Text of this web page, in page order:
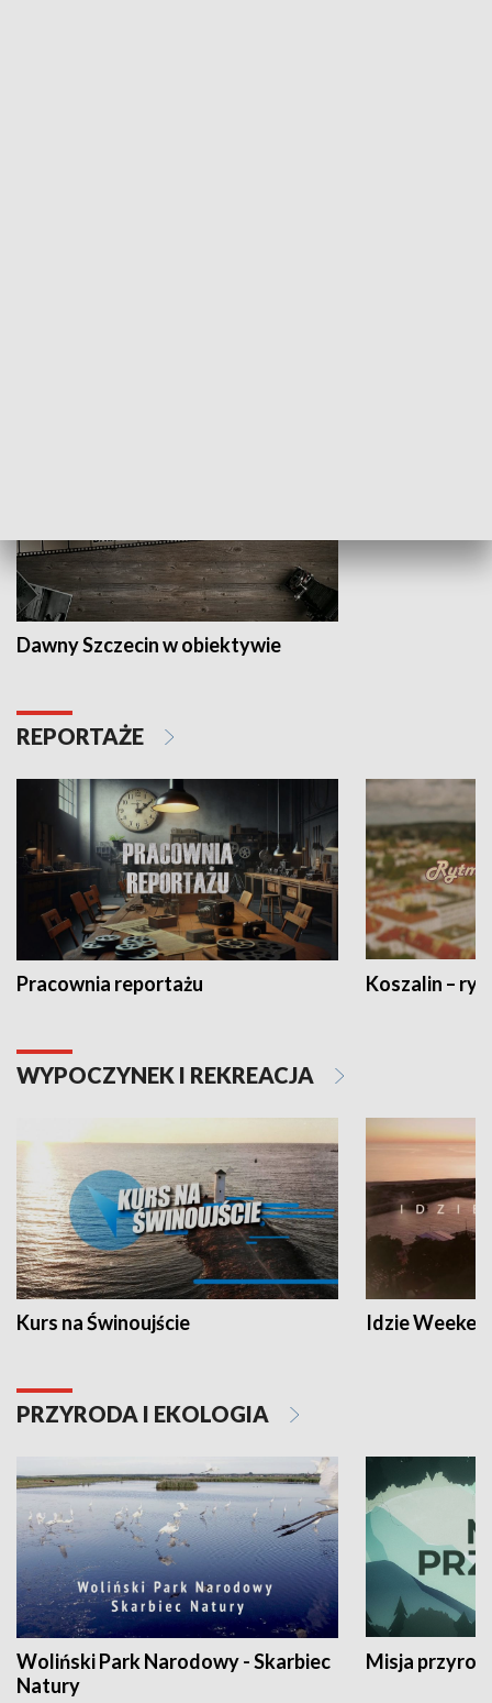
Dawny Szczecin w obiektywie
REPORTAŻE
Pracownia reportażu Koszalin –
WYPOCZYNEK I REKREACJA
Kurs na Świnoujście Idzie
PRZYRODA I EKOLOGIA
Woliński Park Narodowy - Skarbiec
Natury
Misja